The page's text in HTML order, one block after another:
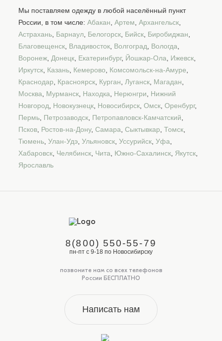
Мы поставляем одежду в любой населённый пункт
России, в том числе: Абакан Артем Архангельск
Астрахань Барнаул Белогорск Бийск Биробиджан
Благовещенск Владивосток Волгоград Вологда
Воронеж Донецк Екатеринбург, Йошкар-Ола Ижевск
Иркутск Казань Кемерово Комсомольск-на-Амуре
Краснодар
Красноярск Курган Луганск Магадан
Москва
Мурманск Находка Нерюнгри
Нижний
Новгород
Новокузнецк Новосибирск Омск Оренбург,
Пермь Петрозаводск Петропавловск-Камчатский
Псков Ростов-на-Дону, Самара Сыктывкар Томск
Тюмень Улан-Удэ Ульяновск Уссурийск Уфа
Хабаровск Челябинск Чита Южно-Сахалинск Якутск
Ярославль
8(800) 550-55-79
пн-пт с 9-18 по Новосибирску
позвоните нам со всех телефонов
России БЕСПЛАТНО
Написать нам